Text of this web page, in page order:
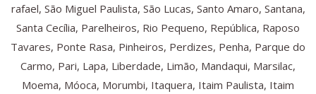
rafael, São Miguel Paulista, São Lucas, Santo Amaro, Santana,
Santa Cecília, Parelheiros, Rio Pequeno, República, Raposo
Tavares, Ponte Rasa, Pinheiros, Perdizes, Penha, Parque do
Carmo, Pari, Lapa, Liberdade, Limão, Mandaqui, Marsilac,
Moema, Móoca, Morumbi, Itaquera, Itaim Paulista, Itaim